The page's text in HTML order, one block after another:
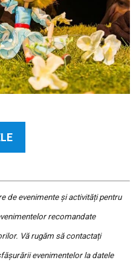
de evenimente și activități pentru
recomandate
Vă rugăm să contactați
evenimentelor la datele